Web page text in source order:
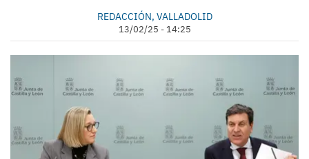
REDACCIÓN, VALLADOLID
13/02/25 - 14:25